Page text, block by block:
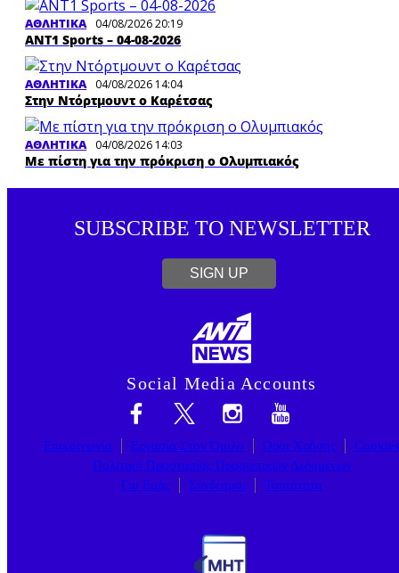
ΑΘΛΗΤΙΚΑ 04/08/2026 20:19
ΑΝΤ1 Sports – 04-08-2026
ΑΘΛΗΤΙΚΑ 04/08/2026 14:04
Στην Ντόρτμουντ ο Καρέτσας
ΑΘΛΗΤΙΚΑ 04/08/2026 14:03
Με πίστη για την πρόκριση ο Ολυμπιακός
SUBSCRIBE TO NEWSLETTER
SIGN UP
Social Media Accounts
Επικοινωνία Εργασία Στον Όμιλο Όροι Χρήσης
Cookies
Πολιτική Προστασίας Προσωπικών Δεδομένων
Για Εμάς
Σύνδεσμοι Ταυτότητα